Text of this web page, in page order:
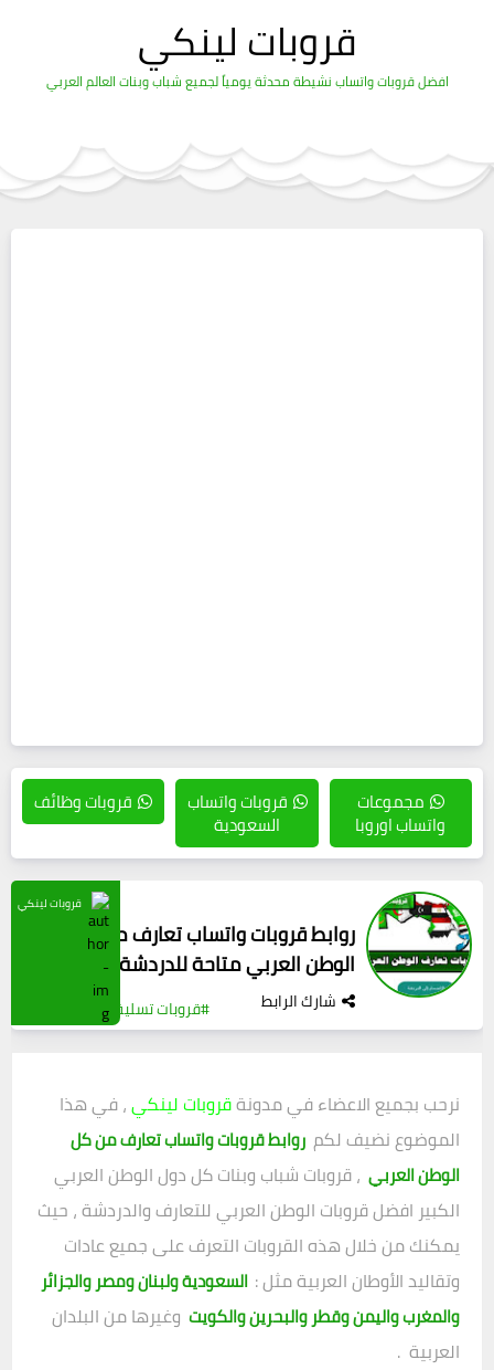
قروبات لينكي
افضل قروبات واتساب نشيطة محدثة يومياً لجميع شباب وبنات العالم العربي
مجموعات
واتساب اوروبا
قروبات واتساب
السعودية
قروبات وظائف
روابط قروبات واتساب تعارف من كل
الوطن العربي متاحة للدردشة 2024
شارك الرابط #قروبات تسلية
قروبات لينكي
نرحب بجميع الاعضاء في مدونةقروبات لينكي، في هذا
الموضوع نضيف لكم روابط قروبات واتساب تعارف من كل
الوطن العربي ، قروبات شباب وبنات كل دول الوطن العربي
الكبير افضل قروبات الوطن العربي للتعارف والدردشة ، حيث
يمكنك من خلال هذه القروبات التعرف على جميع عادات
وتقاليد الأوطان العربية مثل : السعودية ولبنان ومصر والجزائر
والمغرب واليمن وقطر والبحرين والكويت وغيرها من البلدان
العربية .